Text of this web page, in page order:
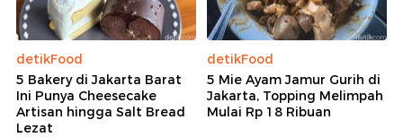
detikFood
5 Bakery di Jakarta Barat
Ini Punya Cheesecake
Artisan hingga Salt Bread
Lezat
detikFood
5 Mie Ayam Jamur Gurih di
Jakarta, Topping Melimpah
Mulai Rp 18 Ribuan